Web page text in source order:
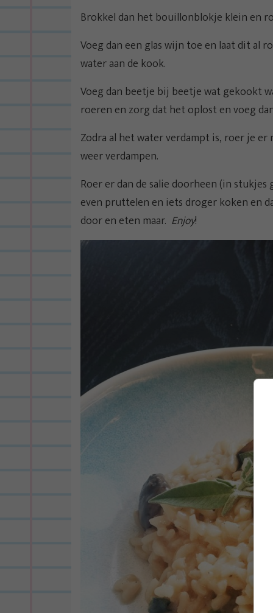
Brokkel dan het bouillonblokje klein en
Voeg dan een glas wijn toe en laat dit al
water aan de kook.
Voeg dan beetje bij beetje wat gekookt
roeren en zorg dat het oplost en voeg
Zodra al het water verdampt is, roer je
weer verdampen.
Roer er dan de salie doorheen (in stukjes
even pruttelen en iets droger koken en
door en eten maar. Enjoy!